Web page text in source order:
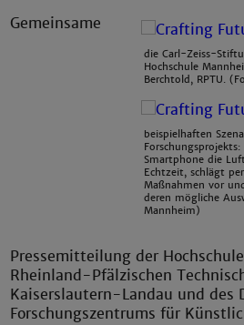
die Carl-Zeiss-
Hochschule
Berchtold, RPTU.
beispielhaften
Smartphone die
Echtzeit, schlägt
Maßnahmen vor
deren mögliche
Mannheim)
Gemeinsame
Pressemitteilung der
Rheinland-Pfälzischen
Kaiserslautern-Landau und des
Forschungszentrums für